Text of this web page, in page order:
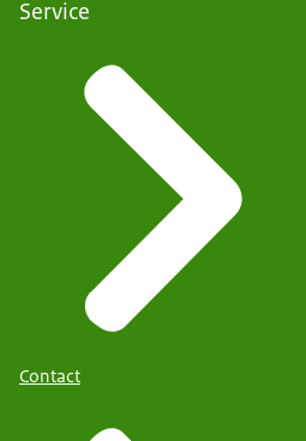
Service
Contact